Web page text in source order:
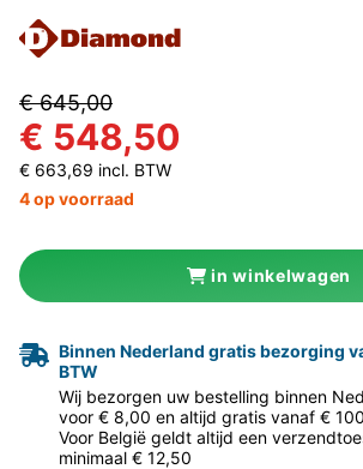
€ 645,00
€ 548,50
€ 663,69 incl. BTW
4 op voorraad
in winkelwagen
Binnen Nederland gratis bezorging
BTW
Wij bezorgen uw bestelling binnen
voor € 8,00 en altijd gratis vanaf €
Voor België geldt altijd een
minimaal € 12,50